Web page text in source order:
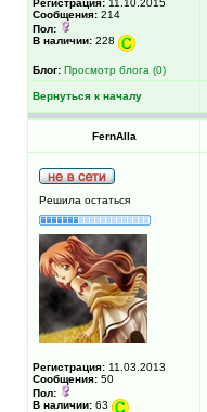
Регистрация: 11.10.2015
Сообщения: 214
Пол:
В наличии: 228
Блог: Просмотр блога (0)
Вернуться к началу
FernAlla
Решила остаться
Регистрация: 11.03.2013
Сообщения: 50
Пол:
В наличии: 63